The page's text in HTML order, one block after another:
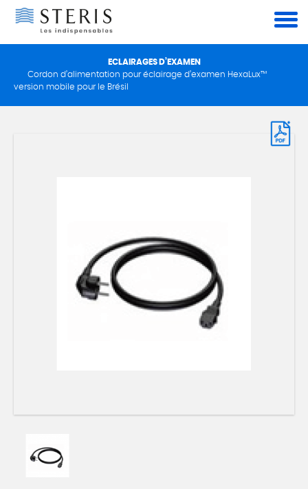
ECLAIRAGES D’EXAMEN
Cordon d’alimentation pour éclairage d’examen HexaLux™
version mobile pour le Brésil
Panneau de gestion des cookies